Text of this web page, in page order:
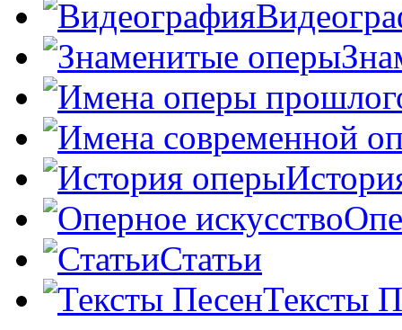
Статьи
Тексты